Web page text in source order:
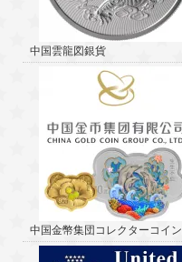
中国雲龍図銀貨
中国金幣集団コレクターコイン